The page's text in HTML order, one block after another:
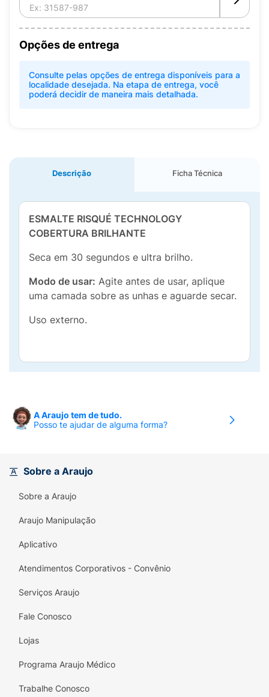
Opções de entrega
Consulte pelas opções de entrega disponíveis para a
localidade desejada. Na etapa de entrega, você
poderá decidir de maneira mais detalhada.
Descrição Ficha Técnica
ESMALTE RISQUÉ TECHNOLOGY
COBERTURA BRILHANTE
Seca em 30 segundos e ultra brilho.
Modo de usar: Agite antes de usar, aplique
uma camada sobre as unhas e aguarde secar.
Uso externo.
A Araujo tem de tudo.
Posso te ajudar de alguma forma?
Sobre a Araujo
Sobre a Araujo
Araujo Manipulação
Aplicativo
Atendimentos Corporativos - Convênio
Serviços Araujo
Fale Conosco
Lojas
Programa Araujo Médico
Trabalhe Conosco